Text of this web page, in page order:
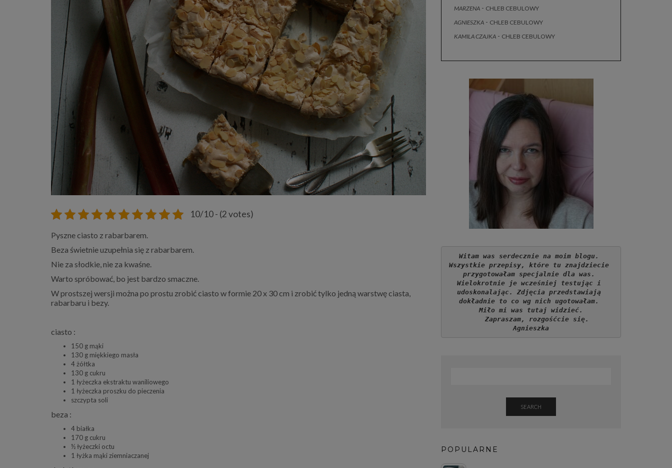
10/10 - (2 votes)
Pyszne ciasto z rabarbarem.
Beza świetnie uzupełnia się z rabarbarem.
Nie za słodkie, nie za kwaśne.
Warto spróbować, bo jest bardzo smaczne.
W prostszej wersji można po prostu zrobić ciasto w formie 20 x 30 cm i zrobić tylko jedną warstwę ciasta,
rabarbaru i bezy.
ciasto :
150 g mąki
130 g miękkiego masła
4 żółtka
130 g cukru
1 łyżeczka ekstraktu waniliowego
1 łyżeczka proszku do pieczenia
szczypta soli
beza :
4 białka
170 g cukru
½ łyżeczki octu
1 łyżka mąki ziemniaczanej
MARZENA - CHLEB CEBULOWY
AGNIESZKA - CHLEB CEBULOWY
KAMILA CZAJKA - CHLEB CEBULOWY
Witam was serdecznie na moim blogu.
Wszystkie przepisy, które tu znajdziecie
przygotowałam specjalnie dla was.
Wielokrotnie je wcześniej testując i
udoskonalając. Zdjęcia przedstawiają
dokładnie to co wg nich ugotowałam.
Miło mi was tutaj widzieć.
   Zapraszam, rozgośćcie się.
Agnieszka
SEARCH
POPULARNE